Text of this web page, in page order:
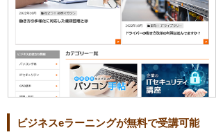
ビジネスeラーニングが無料で受講可能